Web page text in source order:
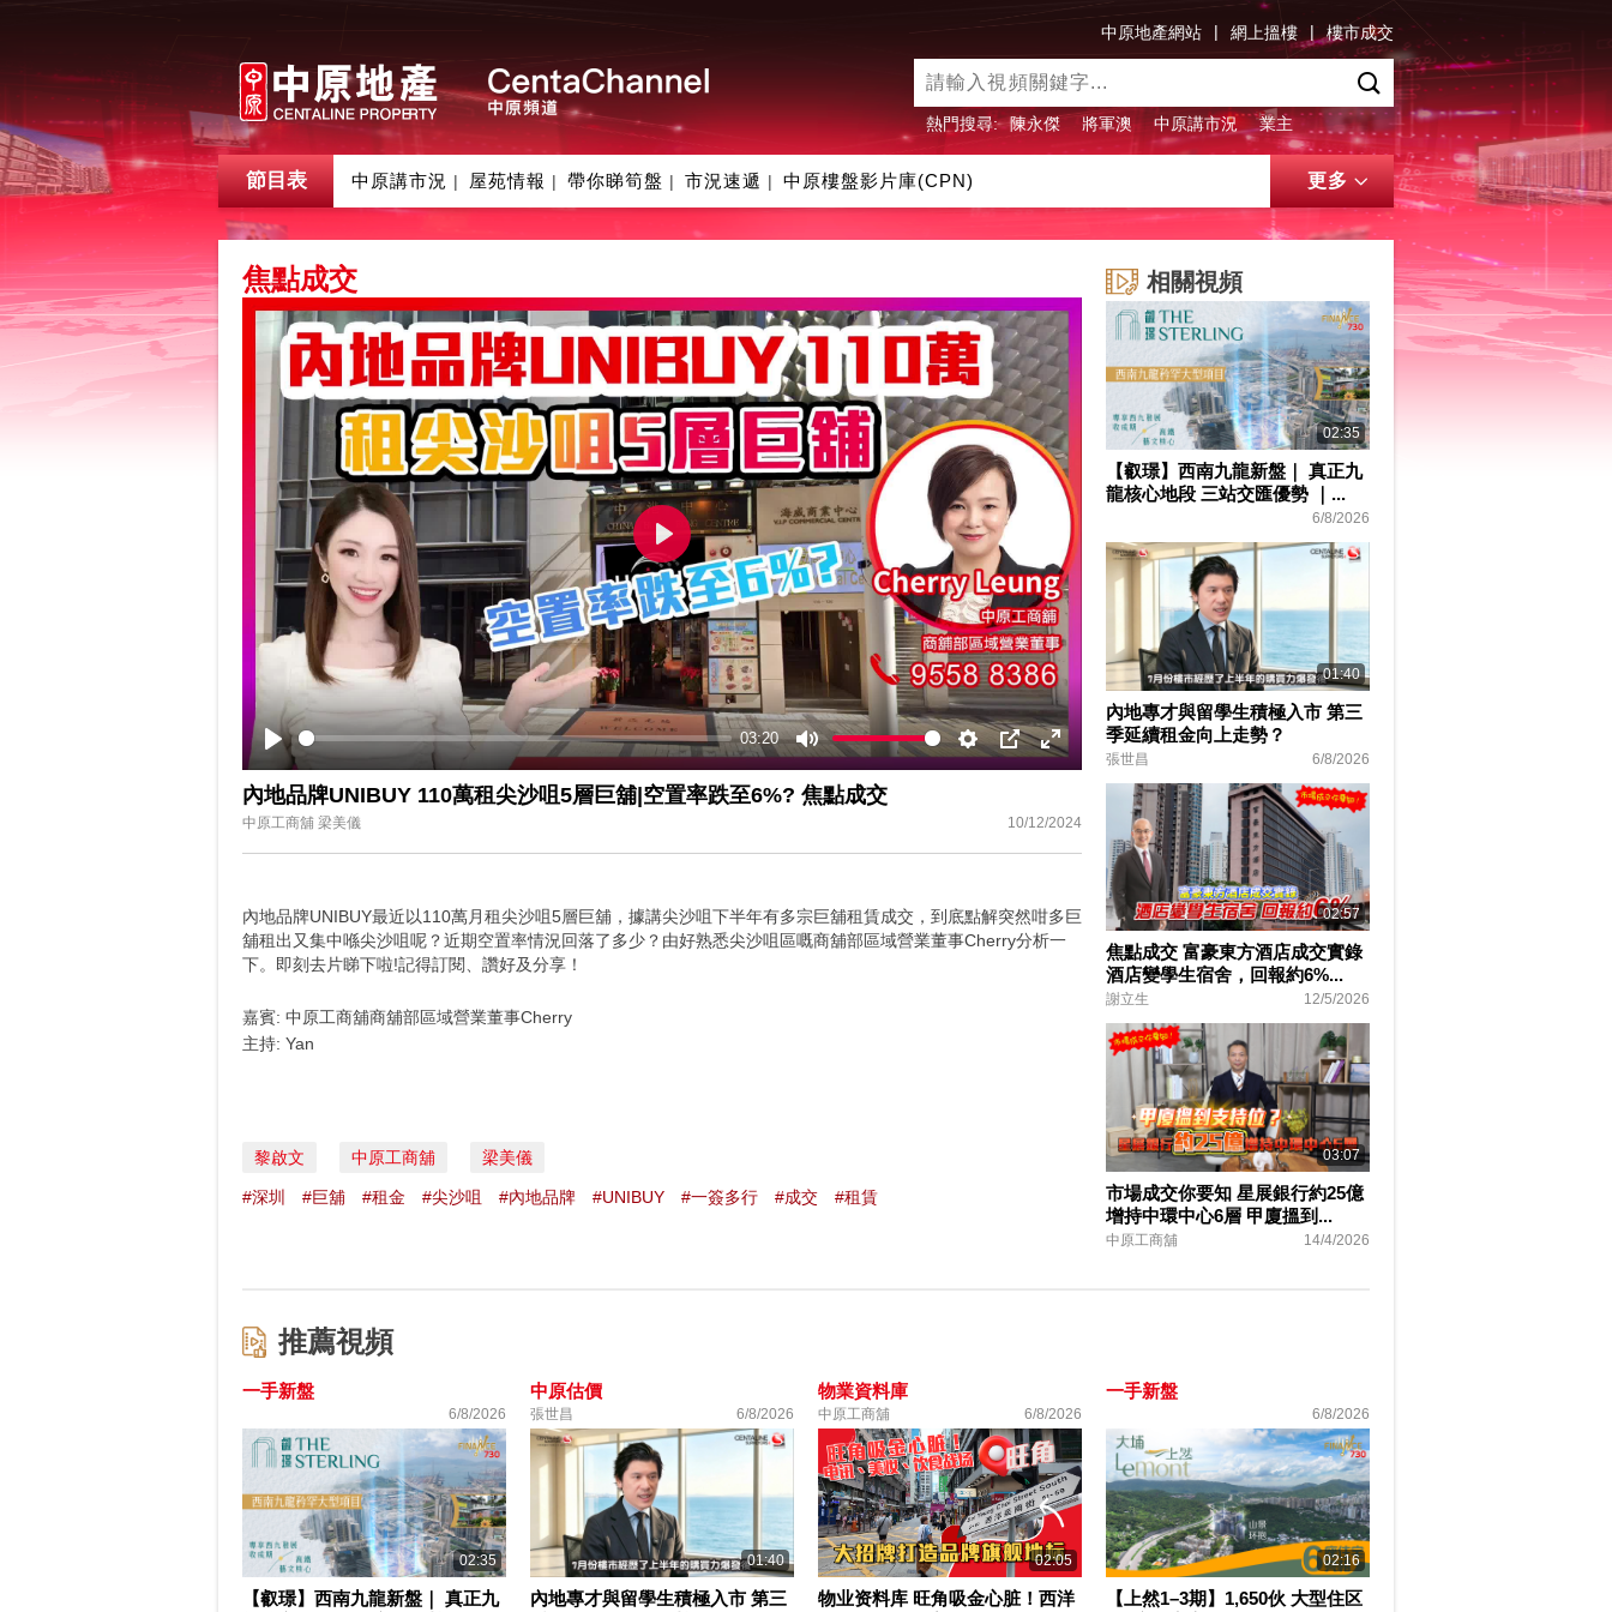
中原地產網站 | 網上搵樓 | 樓市成交
熱門搜尋: 陳永傑 將軍澳 中原講市況 業主
節目表 中原講市況 | 屋苑情報 | 帶你睇筍盤 | 市況速遞 | 中原樓盤影片庫(CPN) 更多
焦點成交
Play
03:20
Mute Settings
PIP
Enter
Play
內地品牌UNIBUY 110萬租尖沙咀5層巨舖|空置率跌至6%? 焦點成交
中原工商舖 梁美儀 10/12/2024
內地品牌UNIBUY最近以110萬月租尖沙咀5層巨舖，據講尖沙咀下半年有多宗巨舖租賃成交，到底點解突然咁多巨
舖租出又集中喺尖沙咀呢？近期空置率情況回落了多少？由好熟悉尖沙咀區嘅商舖部區域營業董事Cherry分析一
下。即刻去片睇下啦!記得訂閱、讚好及分享！
嘉賓: 中原工商舖商舖部區域營業董事Cherry
主持: Yan
黎啟文 中原工商舖 梁美儀
#深圳 #巨舖 #租金 #尖沙咀 #內地品牌 #UNIBUY #一簽多行 #成交 #租賃
相關視頻
02:35
【叡璟】西南九龍新盤｜ 真正九
龍核心地段 三站交匯優勢 ｜...
6/8/2026
01:40
內地專才與留學生積極入市 第三
季延續租金向上走勢？
張世昌 6/8/2026
02:57
焦點成交 富豪東方酒店成交實錄
酒店變學生宿舍，回報約6%...
謝立生 12/5/2026
03:07
市場成交你要知 星展銀行約25億
增持中環中心6層 甲廈搵到...
中原工商舖 14/4/2026
推薦視頻
一手新盤
6/8/2026
02:35
【叡璟】西南九龍新盤｜ 真正九
中原估價
張世昌 6/8/2026
01:40
內地專才與留學生積極入市 第三
物業資料庫
中原工商舖 6/8/2026
02:05
物业资料库 旺角吸金心脏！西洋
一手新盤
6/8/2026
02:16
【上然1–3期】1,650伙 大型住区